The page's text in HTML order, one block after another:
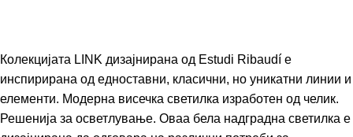
Колекцијата LINK дизајнирана од Estudi Ribaudí е
инспирирана од едноставни, класични, но уникатни линии и
елементи. Модерна висечка светилка изработен од челик.
Решенија за осветлување. Оваа бела надградна светилка е